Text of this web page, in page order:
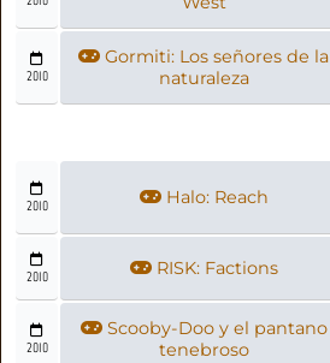
2010
Gormiti: Los señores de la
naturaleza
2010 Halo: Reach
2010 RISK: Factions
2010
Scooby-Doo y el pantano
tenebroso